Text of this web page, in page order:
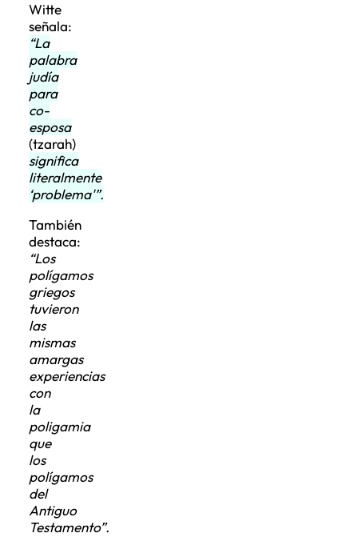
Witte
señala:
“La
palabra
judía
para
co-
esposa
(tzarah)
significa
literalmente
‘problema'”.
También
destaca:
“Los
polígamos
griegos
tuvieron
las
mismas
amargas
experiencias
con
la
poligamia
que
los
polígamos
del
Antiguo
Testamento”.